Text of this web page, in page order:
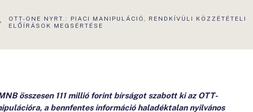
AKTUÁLIS
OLDAL:
OTT-ONE NYRT.: PIACI MANIPULÁCIÓ, RENDKÍVÜLI KÖZZÉTÉTELI
ELŐÍRÁSOK MEGSÉRTÉSE
összesen 111 millió forint bírságot szabott ki az OTT-
a bennfentes információ haladéktalan nyilvános